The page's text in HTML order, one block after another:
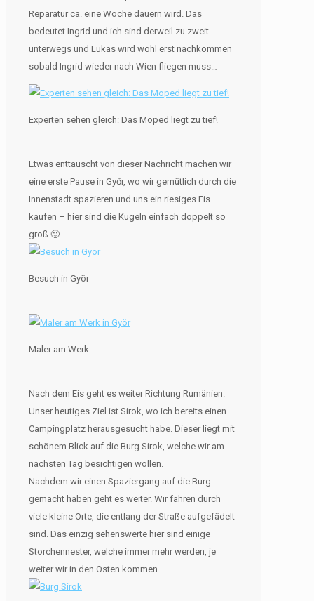
Reparatur ca. eine Woche dauern wird. Das
bedeutet Ingrid und ich sind derweil zu zweit
unterwegs und Lukas wird wohl erst nachkommen
sobald Ingrid wieder nach Wien fliegen muss…
Experten sehen gleich: Das Moped liegt zu tief!
Etwas enttäuscht von dieser Nachricht machen wir
eine erste Pause in Győr, wo wir gemütlich durch die
Innenstadt spazieren und uns ein riesiges Eis
kaufen – hier sind die Kugeln einfach doppelt so
groß 🙂
Besuch in Györ
Maler am Werk
Nach dem Eis geht es weiter Richtung Rumänien.
Unser heutiges Ziel ist Sirok, wo ich bereits einen
Campingplatz herausgesucht habe. Dieser liegt mit
schönem Blick auf die Burg Sirok, welche wir am
nächsten Tag besichtigen wollen.
Nachdem wir einen Spaziergang auf die Burg
gemacht haben geht es weiter. Wir fahren durch
viele kleine Orte, die entlang der Straße aufgefädelt
sind. Das einzig sehenswerte hier sind einige
Storchennester, welche immer mehr werden, je
weiter wir in den Osten kommen.